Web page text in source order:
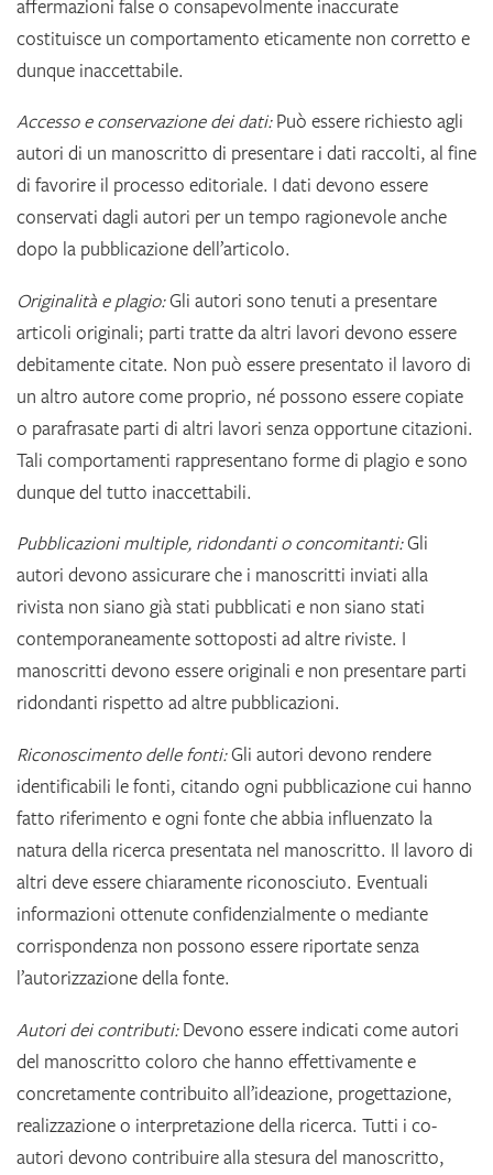
affermazioni false o consapevolmente inaccurate
costituisce un comportamento eticamente non corretto e
dunque inaccettabile.
Accesso e conservazione dei dati:Può essere richiesto agli
autori di un manoscritto di presentare i dati raccolti, al fine
di favorire il processo editoriale. I dati devono essere
conservati dagli autori per un tempo ragionevole anche
dopo la pubblicazione dell’articolo.
Originalità e plagio:Gli autori sono tenuti a presentare
articoli originali; parti tratte da altri lavori devono essere
debitamente citate. Non può essere presentato il lavoro di
un altro autore come proprio, né possono essere copiate
o parafrasate parti di altri lavori senza opportune citazioni.
Tali comportamenti rappresentano forme di plagio e sono
dunque del tutto inaccettabili.
Pubblicazioni multiple, ridondanti o concomitanti:Gli
autori devono assicurare che i manoscritti inviati alla
rivista non siano già stati pubblicati e non siano stati
contemporaneamente sottoposti ad altre riviste. I
manoscritti devono essere originali e non presentare parti
ridondanti rispetto ad altre pubblicazioni.
Riconoscimento delle fonti:Gli autori devono rendere
identificabili le fonti, citando ogni pubblicazione cui hanno
fatto riferimento e ogni fonte che abbia influenzato la
natura della ricerca presentata nel manoscritto. Il lavoro di
altri deve essere chiaramente riconosciuto. Eventuali
informazioni ottenute confidenzialmente o mediante
corrispondenza non possono essere riportate senza
l’autorizzazione della fonte.
Autori dei contributi:Devono essere indicati come autori
del manoscritto coloro che hanno effettivamente e
concretamente contribuito all’ideazione, progettazione,
realizzazione o interpretazione della ricerca. Tutti i co-
autori devono contribuire alla stesura del manoscritto,